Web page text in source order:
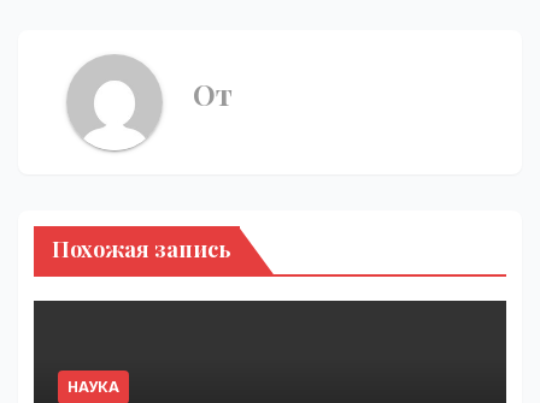
От
Похожая запись
НАУКА